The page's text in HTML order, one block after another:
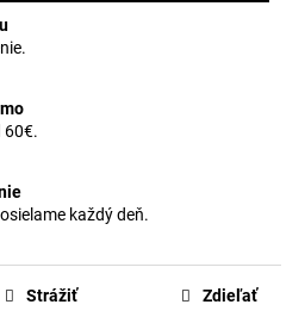
60€.
každý deň.
Strážiť Zdieľať